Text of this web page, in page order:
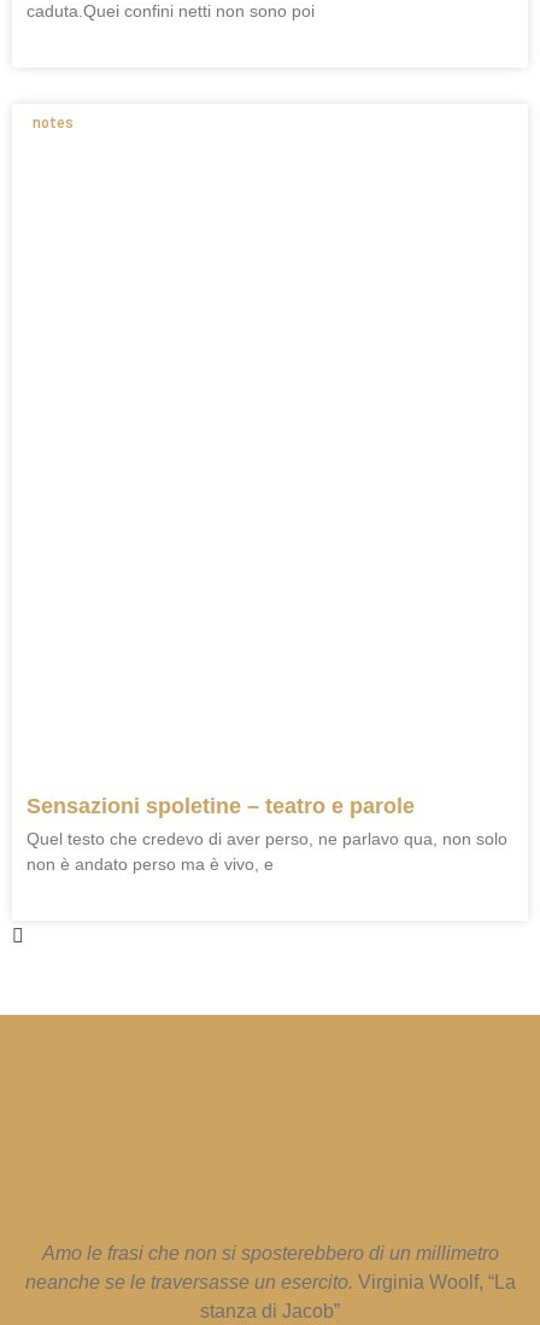
caduta.Quei confini netti non sono poi
notes
Sensazioni spoletine – teatro e parole
Quel testo che credevo di aver perso, ne parlavo qua, non solo
non è andato perso ma è vivo, e
Amo le frasi che non si sposterebbero di un millimetro
neanche se le traversasse un esercito. Virginia Woolf, “La
stanza di Jacob”